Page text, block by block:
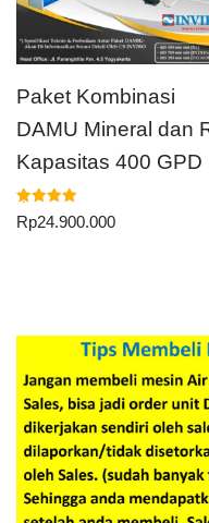
Paket Kombinasi
DAMU Mineral dan
Kapasitas 400 GPD
Dinilai
5.00
Rp24.900.000